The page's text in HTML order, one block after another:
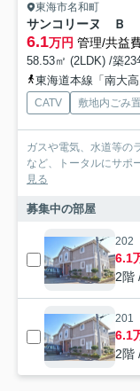
東海市名和町
サンコリーヌ Ｂ
6.1万円 管理/共益
58.53㎡ (2LDK) /築23
東海道本線「南大
CATV 敷地内ごみ
ガスや電気、水道等の
など、トータルにサポ
見る
募集中の部屋
202
6.1
2階
201
6.1
2階